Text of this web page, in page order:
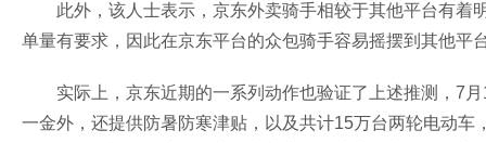
此外，该人士表示，京东外卖骑手相较于其他平台有着
单量有要求，因此在京东平台的众包骑手容易摇摆到其他平
实际上，京东近期的一系列动作也验证了上述推测，7
一金外，还提供防暑防寒津贴，以及共计15万台两轮电动